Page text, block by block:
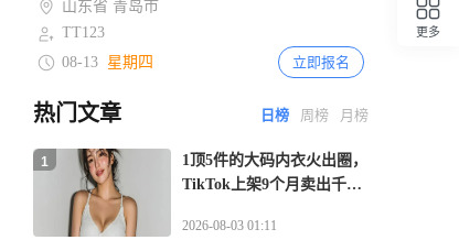
3天前
TikTok Shop英国直播电商增长55%，鞋
422
4天前
4天前
50元浴帘借力TikTok达人矩阵28天撬动
北美宿舍消费市场
668
2
山东省 青岛市
TT123
08-13 星期四 立即报名
热门文章 日榜 周榜 月榜
1顶5件的大码内衣火出圈，
TikTok上架9个月卖出千万
2026-08-03 01:11
1
更多